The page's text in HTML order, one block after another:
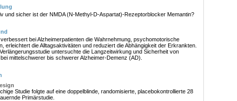
und sicher ist der NMDA (N-Methyl-D-Aspartat)-Rezeptorblocker Memantin?
bei Alzheimerpatienten die Wahrnehmung, psychomotorische
erleichtert die Alltagsaktivitäten und reduziert die Abhängigkeit der Erkrankten.
untersuchte die Langzeitwirkung und Sicherheit von
mittelschwerer bis schwerer Alzheimer-Demenz (AD).
Studie folgte auf eine doppelblinde, randomisierte, placebokontrollierte 28
Primärstudie.